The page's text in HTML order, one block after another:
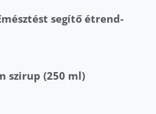
segítő étrend-
szirup (250 ml)